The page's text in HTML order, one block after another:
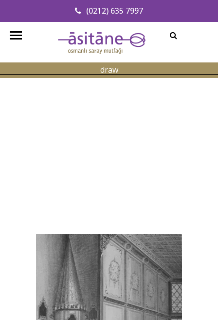
(0212) 635 7997
Adresimizi Bulun
info@asitanerestaurant.com
draw